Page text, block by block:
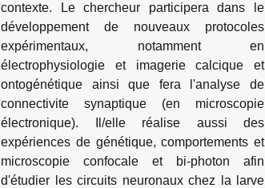
contexte. Le chercheur participera dans le
développement de nouveaux protocoles
expérimentaux, notamment en
électrophysiologie et imagerie calcique et
ontogénétique ainsi que fera l'analyse de
connectivite synaptique (en microscopie
électronique). Il/elle réalise aussi des
expériences de génétique, comportements et
microscopie confocale et bi-photon afin
d'étudier les circuits neuronaux chez la larve